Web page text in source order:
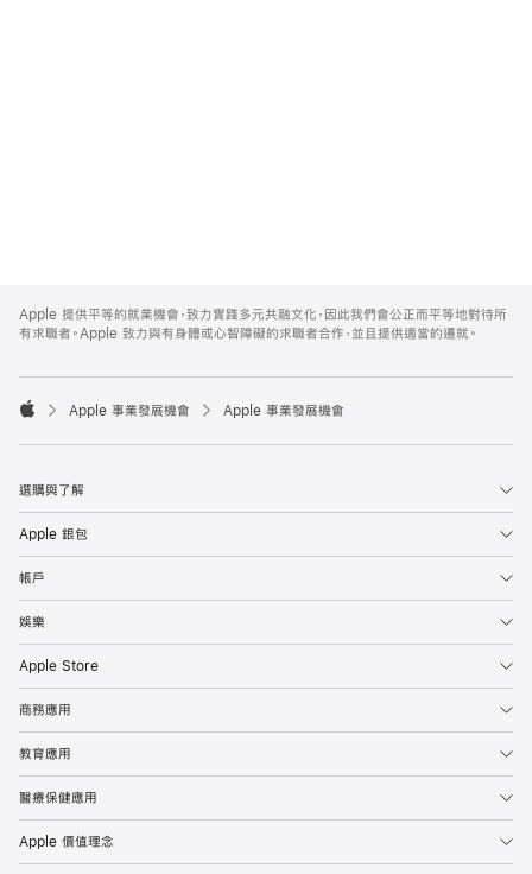
Footer
Apple 提供平等的就業機會，致力實踐多元共融文化，因此我們會公正而平等地對待所
有求職者。Apple 致力與有身體或心智障礙的求職者合作，並且提供適當的遷就。

Apple 事業發展機會 Apple 事業發展機會
選購與了解
Apple 銀包
帳戶
娛樂
Apple Store
商務應用
教育應用
醫療保健應用
Apple 價值理念